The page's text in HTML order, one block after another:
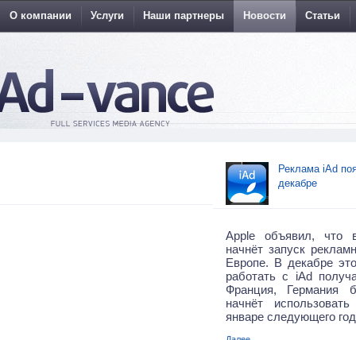
О компании Услуги Наши партнеры Новости Статьи
Реклама iAd
декабре
Apple объявил, что
начнёт запуск
Европе. В декабре
работать с iAd
Франция, Германия
начнёт
январе следующего